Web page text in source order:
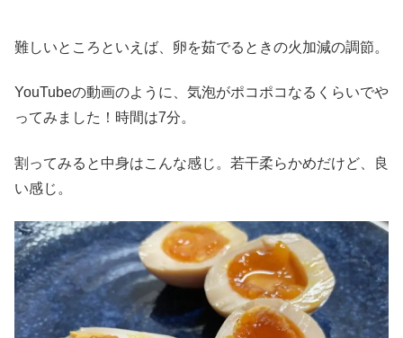
難しいところといえば、卵を茹でるときの火加減の調節。
YouTubeの動画のように、気泡がポコポコなるくらいでや
ってみました！時間は7分。
割ってみると中身はこんな感じ。若干柔らかめだけど、良
い感じ。